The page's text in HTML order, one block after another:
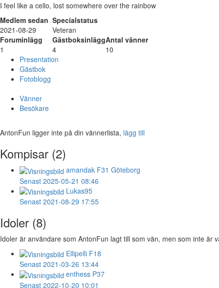
I feel like a cello, lost somewhere over the rainbow
Medlem sedan Specialstatus
2021-08-29
Veteran
Foruminlägg
GästboksinläggAntal vänner
1
4
10
Presentation
Gästbok
Fotoblogg
Vänner
Besökare
AntonFun ligger inte på din vännerlista, lägg till
Kompisar (2)
amandak F31 Göteborg
Senast 2025-05-21 08:46
Lukas95
Senast 2021-08-29 17:55
Idoler (8)
Idoler är användare som AntonFun lagt till som vän, men som inte är
Ellipelli F18
Senast 2021-03-26 13:44
enthess P37
Senast 2022-10-20 10:01